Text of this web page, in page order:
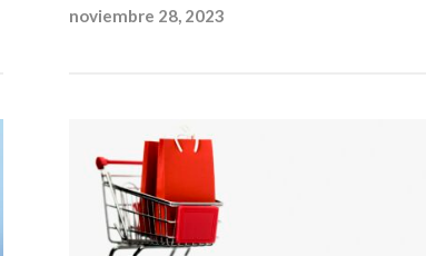
noviembre 28, 2023